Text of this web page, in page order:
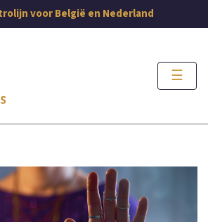
voor België en Nederland
☰